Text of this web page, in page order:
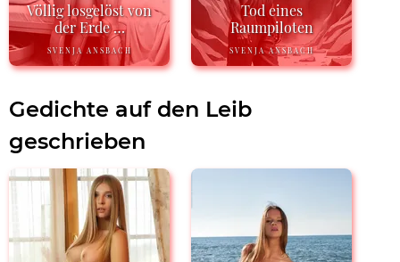
Völlig losgelöst von
der Erde …
SVENJA ANSBACH
Tod eines
Raumpiloten
SVENJA ANSBACH
Gedichte auf den Leib
geschrieben